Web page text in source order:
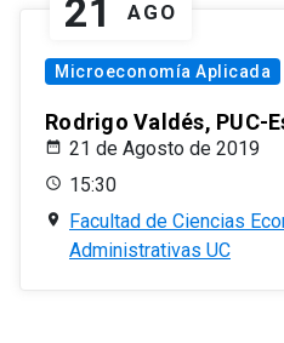
21 AGO
Microeconomía Aplicada
Rodrigo Valdés, PUC-
21 de Agosto de 2019
15:30
Facultad de Ciencias
Administrativas UC